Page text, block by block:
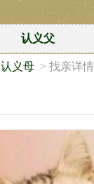
认义父
认义母 > 找亲详情